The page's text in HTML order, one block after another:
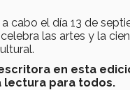
cabo el día 13 de
las artes y la
en esta
lectura para todos.